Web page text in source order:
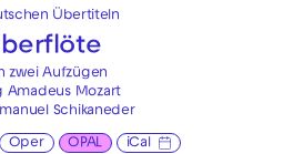
Übertiteln
zwei Aufzügen
Amadeus Mozart
Schikaneder
Oper OPAL iCal